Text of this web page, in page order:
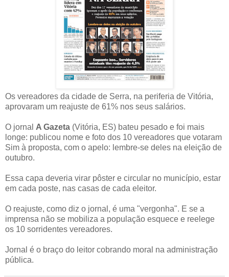
Os vereadores da cidade de Serra, na periferia de Vitória,
aprovaram um reajuste de 61% nos seus salários.
O jornal A Gazeta (Vitória, ES) bateu pesado e foi mais
longe: publicou nome e foto dos 10 vereadores que votaram
Sim à proposta, com o apelo: lembre-se deles na eleição de
outubro.
Essa capa deveria virar pôster e circular no município, estar
em cada poste, nas casas de cada eleitor.
O reajuste, como diz o jornal, é uma "vergonha". E se a
imprensa não se mobiliza a população esquece e reelege
os 10 sorridentes vereadores.
Jornal é o braço do leitor cobrando moral na administração
pública.